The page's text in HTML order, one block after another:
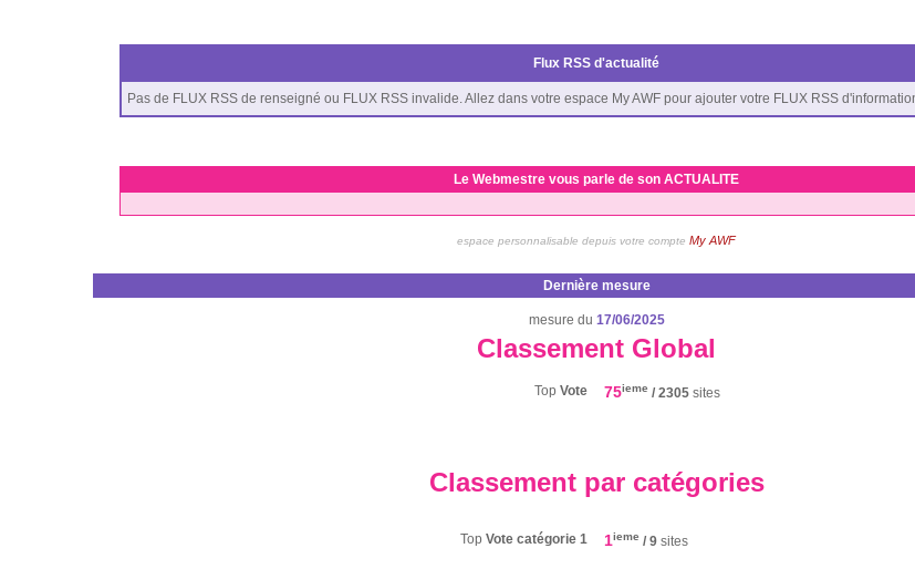
Flux RSS d'actualité
Pas de FLUX RSS de renseigné ou FLUX RSS invalide. Allez dans votre espace My AWF pour ajouter votre FLUX RSS
Le Webmestre vous parle de son ACTUALITE
espace personnalisable depuis votre compte My AWF
Dernière mesure
mesure du 17/06/2025
Classement Global
Top Vote 75ieme / 2305 sites
Classement par catégories
Top Vote catégorie 1 1ieme / 9 sites